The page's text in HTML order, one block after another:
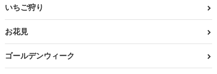
いちご狩り
お花見
ゴールデンウィーク